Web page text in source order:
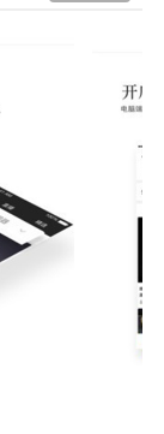
人知晓，说不定
在门外；
华夏捡漏粉丝，